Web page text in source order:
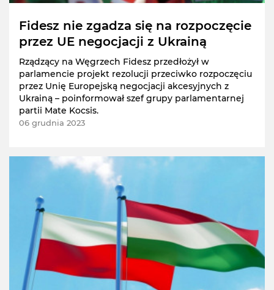
Fidesz nie zgadza się na rozpoczęcie
przez UE negocjacji z Ukrainą
Rządzący na Węgrzech Fidesz przedłożył w
parlamencie projekt rezolucji przeciwko rozpoczęciu
przez Unię Europejską negocjacji akcesyjnych z
Ukrainą – poinformował szef grupy parlamentarnej
partii Mate Kocsis.
06 grudnia 2023